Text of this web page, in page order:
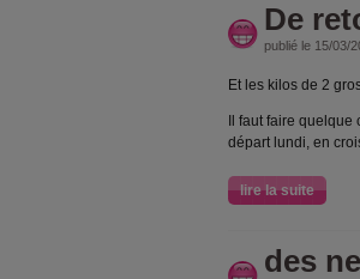
De
publié le 15/03/
Et les kilos de 2
Il faut faire
départ lundi, en
lire la suite
des